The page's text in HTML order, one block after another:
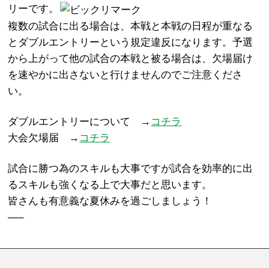
リーです。
複数の試合に出る場合は、本戦と本戦の日程が重なる
とダブルエントリーという規定違反になります。予選
から上がって他の試合の本戦と被る場合は、欠場届け
を速やかに出さないと行けませんのでご注意くださ
い。
ダブルエントリーについて → コチラ
大会欠場届 → コチラ
試合に勝つ為のスキルも大事ですが試合を効率的に出
るスキルも強くなる上で大事だと思います。
皆さんも有意義な夏休みを過ごしましょう！
—–